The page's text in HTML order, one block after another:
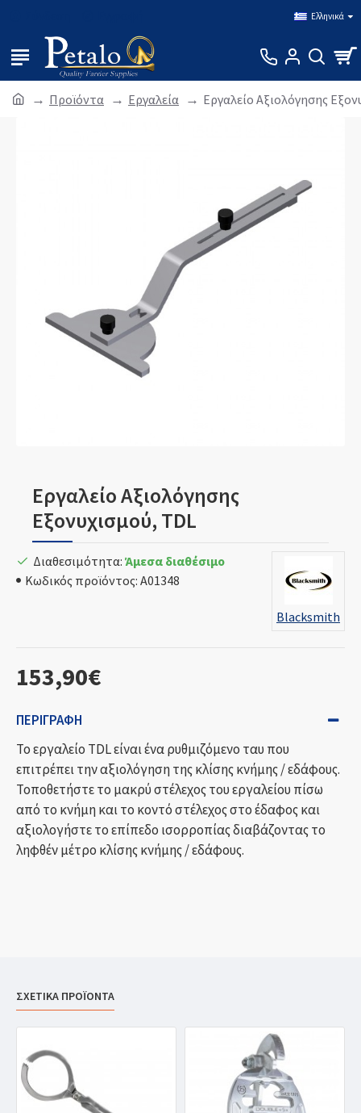
Ελληνικά
Προϊόντα Εργαλεία Εργαλείο Αξιολόγησης
Εργαλείο Αξιολόγησης
Εξονυχισμού, TDL
153,90€
Διαθεσιμότητα: Άμεσα διαθέσιμο
Κωδικός προϊόντος: A01348
Blacksmith
ΠΕΡΙΓΡΑΦΉ
Το εργαλείο TDL είναι ένα ρυθμιζόμενο ταυ που
επιτρέπει την αξιολόγηση της κλίσης κνήμης / εδάφους.
Τοποθετήστε το μακρύ στέλεχος του εργαλείου πίσω
από το κνήμη και το κοντό στέλεχος στο έδαφος και
αξιολογήστε το επίπεδο ισορροπίας διαβάζοντας το
ληφθέν μέτρο κλίσης κνήμης / εδάφους.
ΣΧΕΤΙΚΑ ΠΡΟΪΟΝΤΑ